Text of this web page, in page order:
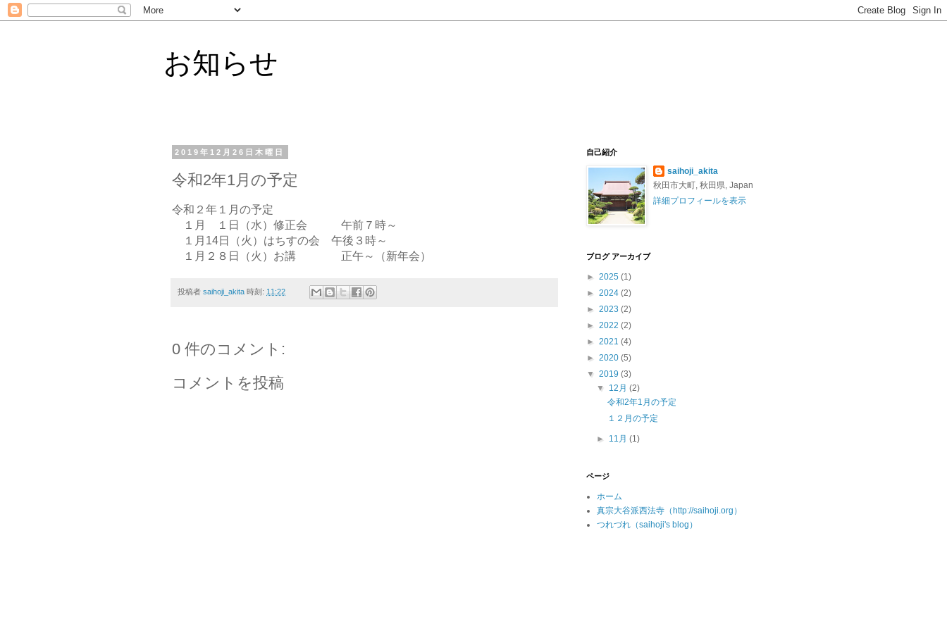
お知らせ
2019年12月26日木曜日
令和2年1月の予定
令和２年１月の予定
１月 １日（水）修正会 午前７時～
１月14日（火）はちすの会 午後３時～
１月２８日（火）お講 正午～（新年会）
投稿者 saihoji_akita 時刻: 11:22
0 件のコメント:
コメントを投稿
自己紹介
saihoji_akita
秋田市大町, 秋田県, Japan
詳細プロフィールを表示
ブログ アーカイブ
► 2025 (1)
► 2024 (2)
► 2023 (2)
► 2022 (2)
► 2021 (4)
► 2020 (5)
▼ 2019 (3)
▼ 12月(2)
令和2年1月の予定
１２月の予定
► 11月(1)
ページ
ホーム
真宗大谷派西法寺（http://saihoji.org）
つれづれ（saihoji's blog）